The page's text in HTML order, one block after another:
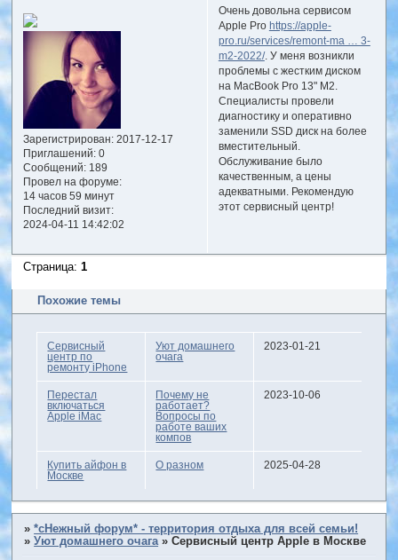
Зарегистрирован: 2017-12-17
Приглашений:0
Сообщений:189
Провел на форуме:
14 часов 59 минут
Последний визит:
2024-04-11 14:42:02
Очень довольна сервисом
Apple Pro https://apple-
pro.ru/services/remont-ma … 3-
m2-2022/. У меня возникли
проблемы с жестким диском
на MacBook Pro 13" M2.
Специалисты провели
диагностику и оперативно
заменили SSD диск на более
вместительный.
Обслуживание было
качественным, а цены
адекватными. Рекомендую
этот сервисный центр!
Страница:1
Похожие темы
Сервисный
центр по
ремонту iPhone
Уют домашнего
очага
2023-01-21
Перестал
включаться
Apple iMac
Почему не
работает?
Вопросы по
работе ваших
компов
2023-10-06
Купить айфон в
Москве
О разном 2025-04-28
»*сНежный форум* - территория отдыха для всей семьи!
»Уют домашнего очага »Сервисный центр Apple в Москве